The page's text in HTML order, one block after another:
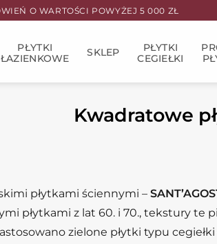
O WARTOŚCI POWYŻEJ 5 000 ZŁ
PŁYTKI
ŁAZIENKOWE
SKLEP
PŁYTKI
CEGIEŁKI
Kwadratowe
płytkami ściennymi –
płytkami z lat 60. i 70., tekstury te
zielone płytki typu cegiełki